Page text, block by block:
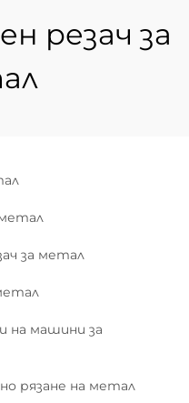
резач за
за метал
на машини за
рязане на метал